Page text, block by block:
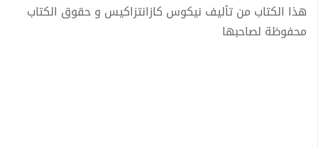
هذا الكتاب من تأليف نيكوس كازانتزاكيس و حقوق الكتاب
محفوظة لصاحبها